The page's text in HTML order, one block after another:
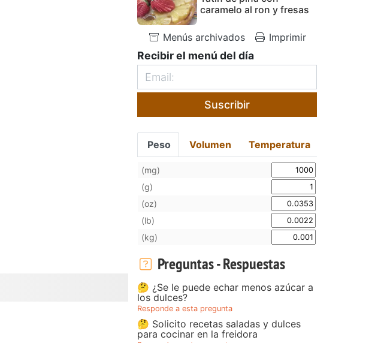
caramelo al ron y fresas
Menús archivados Imprimir
Recibir el menú del día
Suscribir
Peso Volumen Temperatura
(mg)
(g)
(oz)
(lb)
(kg)
Preguntas - Respuestas
🤔 ¿Se le puede echar menos azúcar a
los dulces?
Responde a esta pregunta
🤔 Solicito recetas saladas y dulces
para cocinar en la freidora